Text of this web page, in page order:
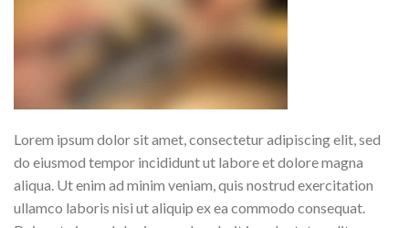
Lorem ipsum dolor sit amet, consectetur adipiscing elit, sed
do eiusmod tempor incididunt ut labore et dolore magna
aliqua. Ut enim ad minim veniam, quis nostrud exercitation
ullamco laboris nisi ut aliquip ex ea commodo consequat.